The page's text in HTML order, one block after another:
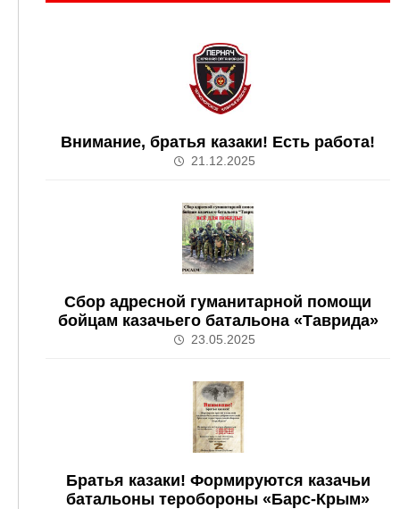
Внимание, братья казаки! Есть работа!
21.12.2025
Сбор адресной гуманитарной помощи
бойцам казачьего батальона «Таврида»
23.05.2025
Братья казаки! Формируются казачьи
батальоны теробороны «Барс-Крым»